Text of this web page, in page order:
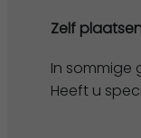
Zelf
In sommige
Heeft u